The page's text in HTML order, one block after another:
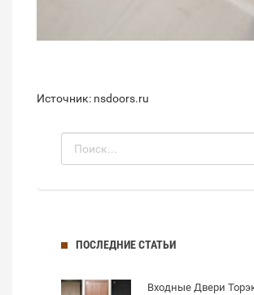
Источник: nsdoors.ru
ПОСЛЕДНИЕ СТАТЬИ
Входные Двери